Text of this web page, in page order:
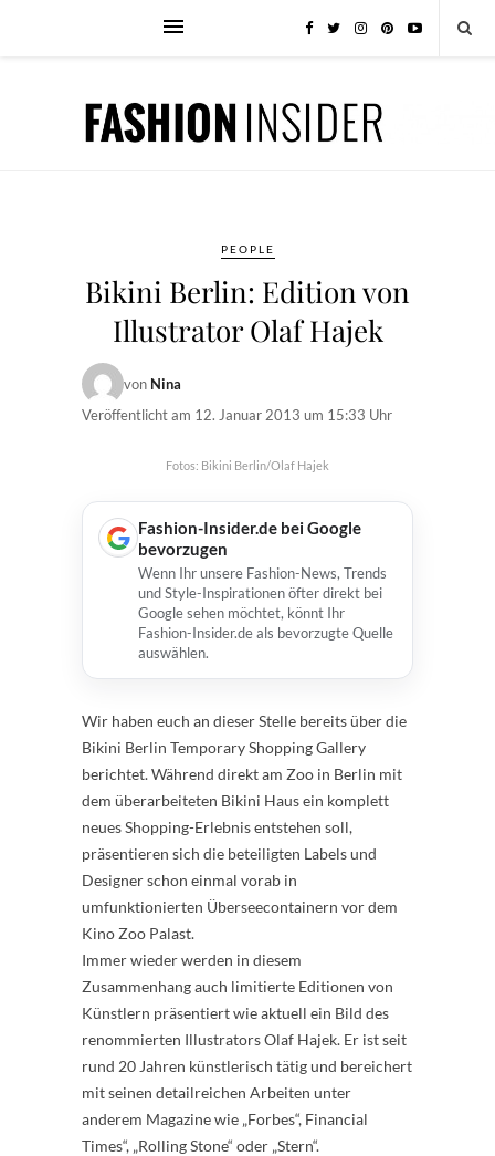
PEOPLE
Bikini Berlin: Edition von
Illustrator Olaf Hajek
von Nina
Veröffentlicht am 12. Januar 2013 um 15:33 Uhr
Fotos: Bikini Berlin/Olaf Hajek
Fashion-Insider.de bei Google
bevorzugen
Wenn Ihr unsere Fashion-News, Trends
und Style-Inspirationen öfter direkt bei
Google sehen möchtet, könnt Ihr
Fashion-Insider.de als bevorzugte Quelle
auswählen.
Wir haben euch an dieser Stelle bereits über die
Bikini Berlin Temporary Shopping Gallery
berichtet. Während direkt am Zoo in Berlin mit
dem überarbeiteten Bikini Haus ein komplett
neues Shopping-Erlebnis entstehen soll,
präsentieren sich die beteiligten Labels und
Designer schon einmal vorab in
umfunktionierten Überseecontainern vor dem
Kino Zoo Palast.
Immer wieder werden in diesem
Zusammenhang auch limitierte Editionen von
Künstlern präsentiert wie aktuell ein Bild des
renommierten Illustrators Olaf Hajek. Er ist seit
rund 20 Jahren künstlerisch tätig und bereichert
mit seinen detailreichen Arbeiten unter
anderem Magazine wie „Forbes“, Financial
Times“, „Rolling Stone“ oder „Stern“.